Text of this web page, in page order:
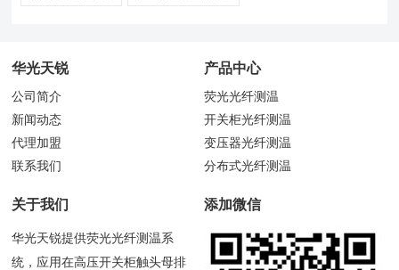
华光天锐
公司简介
新闻动态
代理加盟
联系我们
产品中心
荧光光纤测温
开关柜光纤测温
变压器光纤测温
分布式光纤测温
关于我们
华光天锐提供荧光光纤测温系
统，应用在高压开关柜触头母排
添加微信